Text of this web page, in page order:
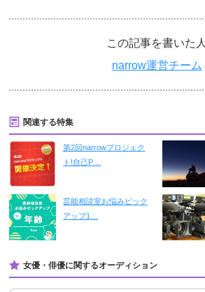
この記事を書いた人
narrow運営チーム
関連する特集
第2回narrowプロジェク
ト!自己P…
芸能相談室お悩みピック
アップ1…
女優・俳優に関するオーディション